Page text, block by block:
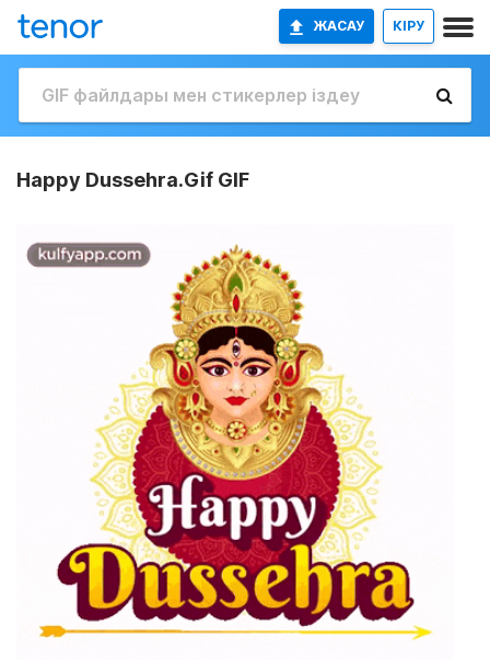
ЖАСАУ КІРУ
Happy Dussehra.Gif GIF